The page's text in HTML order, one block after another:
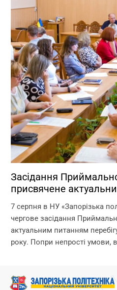
Засідання
присвячене
перебігу вступної
7 серпня в НУ «Запорізька
чергове засідання
актуальним питанням
року. Попри непрості умови,